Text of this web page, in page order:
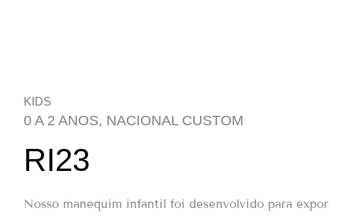
KIDS
0 A 2 ANOS, NACIONAL CUSTOM
RI23
Nosso manequim infantil foi desenvolvido para expor